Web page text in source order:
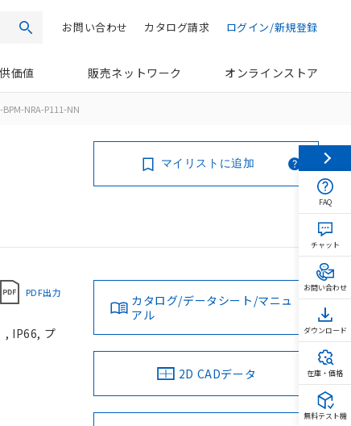
検索 ログイン/新規登録
カタログ請求
お問い合わせ
価値 販売ネットワーク オンラインストア
NRA-P111-NN
マイリストに追加
PDF出力
, IP66, プ
カタログ/データシート/マニュ
アル
2D CADデータ
FAQ
チャット
お問い合わせ
ダウンロード
在庫・価格
無料テスト機